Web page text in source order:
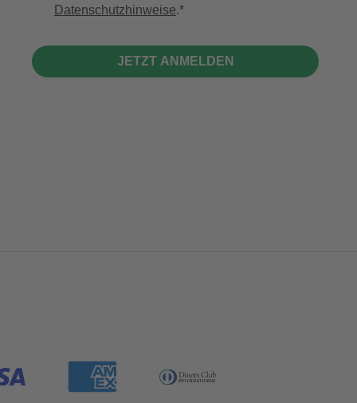
Datenschutzhinweise.
JETZT ANMELDEN